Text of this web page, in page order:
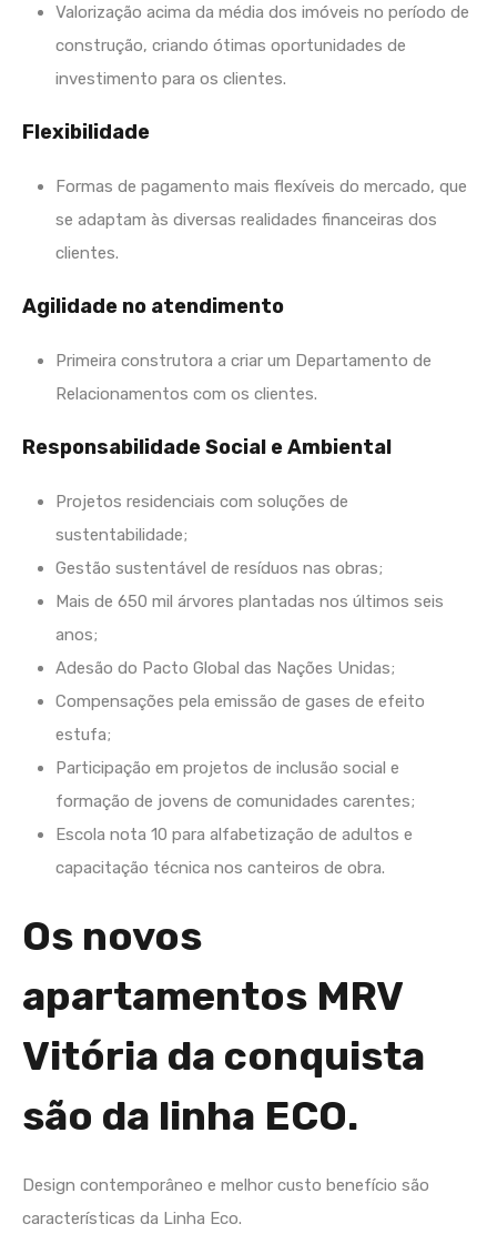
Valorização acima da média dos imóveis no período de
construção, criando ótimas oportunidades de
investimento para os clientes.
Flexibilidade
Formas de pagamento mais flexíveis do mercado, que
se adaptam às diversas realidades financeiras dos
clientes.
Agilidade no atendimento
Primeira construtora a criar um Departamento de
Relacionamentos com os clientes.
Responsabilidade Social e Ambiental
Projetos residenciais com soluções de
sustentabilidade;
Gestão sustentável de resíduos nas obras;
Mais de 650 mil árvores plantadas nos últimos seis
anos;
Adesão do Pacto Global das Nações Unidas;
Compensações pela emissão de gases de efeito
estufa;
Participação em projetos de inclusão social e
formação de jovens de comunidades carentes;
Escola nota 10 para alfabetização de adultos e
capacitação técnica nos canteiros de obra.
Os novos
apartamentos MRV
Vitória da conquista
são da linha ECO.
Design contemporâneo e melhor custo benefício são
características da Linha Eco.